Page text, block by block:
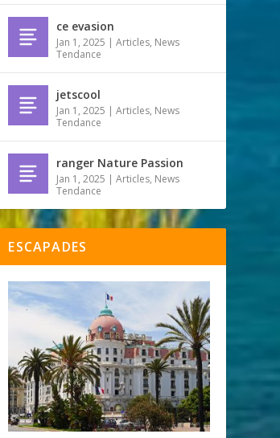
ce evasion
Jan 1, 2025 |Articles, News
Tendance
jetscool
Jan 1, 2025 |Articles, News
Tendance
ranger Nature Passion
Jan 1, 2025 |Articles, News
Tendance
ESCAPADES